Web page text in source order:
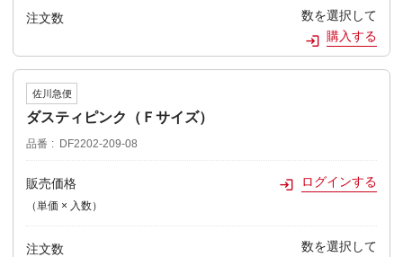
注文数
数を選択して
購入する
佐川急便
ダスティピンク（Ｆサイズ）
品番 DF2202-209-08
販売価格
（単価 × 入数）
ログインする
注文数
数を選択して